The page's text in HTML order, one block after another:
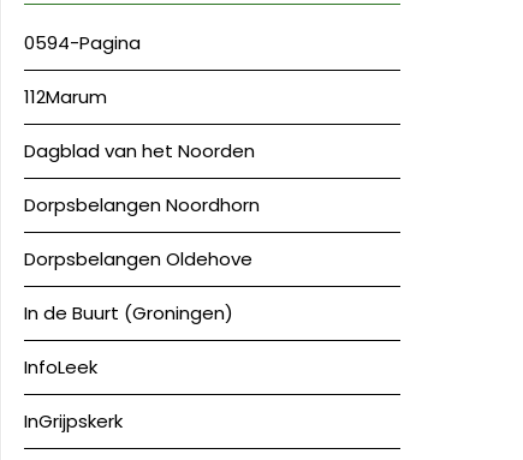
0594-Pagina
112Marum
Dagblad van het Noorden
Dorpsbelangen Noordhorn
Dorpsbelangen Oldehove
In de Buurt (Groningen)
InfoLeek
InGrijpskerk